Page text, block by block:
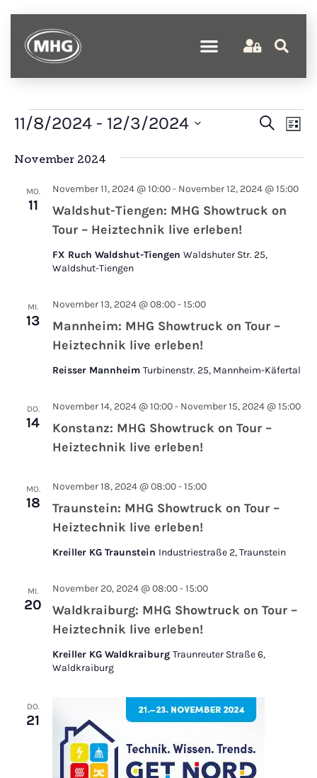
und
SucheListe
11/8/2024 - 12/3/2024
wählen.
November 2024
MO.
11
Waldshut-Tiengen: MHG Showtruck on
Tour – Heiztechnik live erleben!
November 11, 2024 @ 10:00- November 12, 2024 @ 15:00
FX Ruch Waldshut-Tiengen Waldshuter Str. 25,
Waldshut-Tiengen
MI.
13
Mannheim: MHG Showtruck on Tour –
Heiztechnik live erleben!
November 13, 2024 @ 08:00-15:00
Reisser Mannheim Turbinenstr. 25, Mannheim-Käfertal
DO.
14
Konstanz: MHG Showtruck on Tour –
Heiztechnik live erleben!
November 14, 2024 @ 10:00- November 15, 2024 @ 15:00
MO.
18
Traunstein: MHG Showtruck on Tour –
Heiztechnik live erleben!
November 18, 2024 @ 08:00-15:00
Kreiller KG Traunstein Industriestraße 2, Traunstein
MI.
20
Waldkraiburg: MHG Showtruck on Tour –
Heiztechnik live erleben!
November 20, 2024 @ 08:00-15:00
Kreiller KG Waldkraiburg Traunreuter Straße 6,
Waldkraiburg
DO.
21